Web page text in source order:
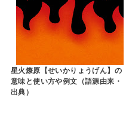
星火燎原【せいかりょうげん】の
意味と使い方や例文（語源由来・
出典）